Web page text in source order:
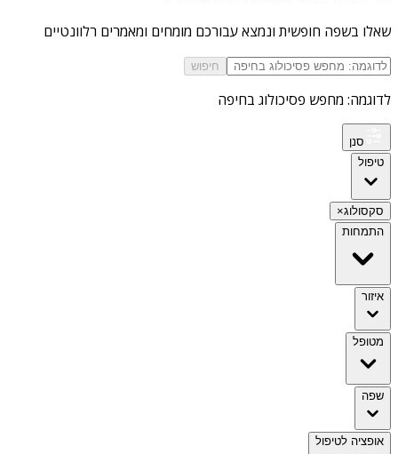
שאלו בשפה חופשית ונמצא עבורכם מומחים ומאמרים רלוונטיים
חיפוש
לדוגמה: מחפש פסיכולוג בחיפה
סנן
טיפול
סקסולוג×
התמחות
איזור
מטופל
שפה
אופציה לטיפול